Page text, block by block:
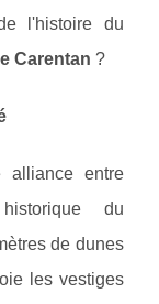
l'histoire du
Carentan ?
alliance entre
du
de dunes
les vestiges